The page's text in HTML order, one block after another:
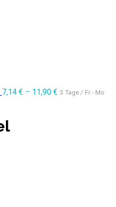
7,14 € – 11,90 € 3 Tage / Fr - Mo